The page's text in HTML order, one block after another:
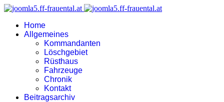
Home
Allgemeines
Kommandanten
Löschgebiet
Rüsthaus
Fahrzeuge
Chronik
Kontakt
Beitragsarchiv